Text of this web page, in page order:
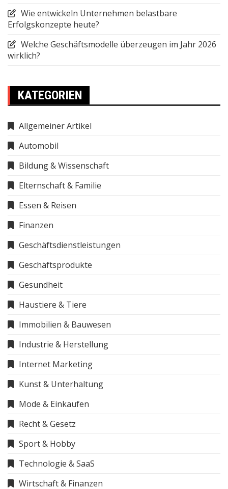
Wie entwickeln Unternehmen belastbare
Erfolgskonzepte heute?
Welche Geschäftsmodelle überzeugen im Jahr 2026
wirklich?
KATEGORIEN
Allgemeiner Artikel
Automobil
Bildung & Wissenschaft
Elternschaft & Familie
Essen & Reisen
Finanzen
Geschäftsdienstleistungen
Geschäftsprodukte
Gesundheit
Haustiere & Tiere
Immobilien & Bauwesen
Industrie & Herstellung
Internet Marketing
Kunst & Unterhaltung
Mode & Einkaufen
Recht & Gesetz
Sport & Hobby
Technologie & SaaS
Wirtschaft & Finanzen